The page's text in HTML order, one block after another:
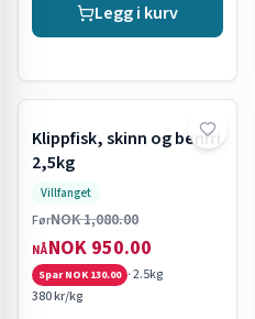
Legg i kurv
Tilbud
Klippfisk, skinn og benfri
2,5kg
Villfanget
FørNOK 1,080.00
NÅNOK 950.00
SparNOK 130.00 ·2.5kg
380 kr/kg